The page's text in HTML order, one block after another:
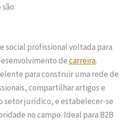
social profissional voltada para
decarreira.
para construir uma rede de
compartilhar artigos e
setor jurídico, e estabelecer-se
no campo. Ideal para B2B